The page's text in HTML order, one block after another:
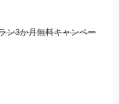
ン3か月無料キャンペー